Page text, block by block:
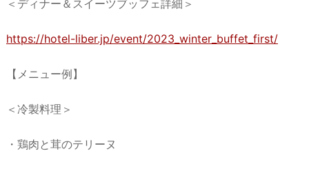
＜ディナー＆スイーツブッフェ詳細＞
https://hotel-liber.jp/event/2023_winter_buffet_first/
【メニュー例】
＜冷製料理＞
・鶏肉と茸のテリーヌ